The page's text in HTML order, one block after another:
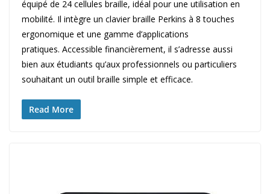
équipé de 24 cellules braille, idéal pour une utilisation en
mobilité. Il intègre un clavier braille Perkins à 8 touches
ergonomique et une gamme d’applications
pratiques. Accessible financièrement, il s’adresse aussi
bien aux étudiants qu’aux professionnels ou particuliers
souhaitant un outil braille simple et efficace.
Read More